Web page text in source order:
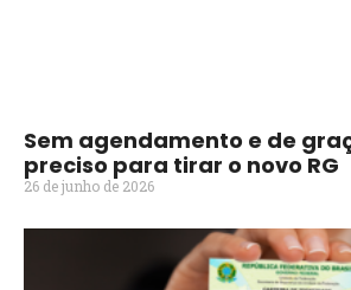
Sem agendamento e de
preciso para tirar o novo RG
26 de junho de 2026